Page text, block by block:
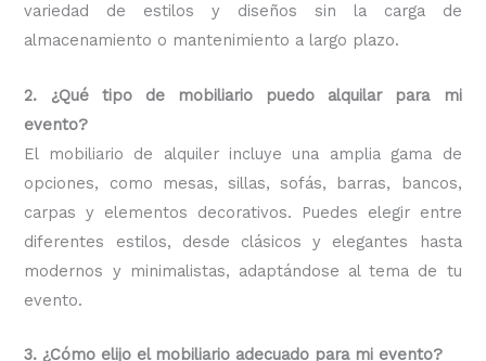
variedad de estilos y diseños sin la carga de
almacenamiento o mantenimiento a largo plazo.
2. ¿Qué tipo de mobiliario puedo alquilar para mi
evento?
El mobiliario de alquiler incluye una amplia gama de
opciones, como mesas, sillas, sofás, barras, bancos,
carpas y elementos decorativos. Puedes elegir entre
diferentes estilos, desde clásicos y elegantes hasta
modernos y minimalistas, adaptándose al tema de tu
evento.
3. ¿Cómo elijo el mobiliario adecuado para mi evento?